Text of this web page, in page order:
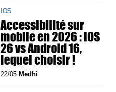
IOS
Accessibilité sur
mobile en 2026 : iOS
26 vs Android 16,
lequel choisir !
22/05 Medhi